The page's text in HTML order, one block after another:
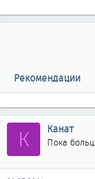
Рекомендации
К Канат
Пока